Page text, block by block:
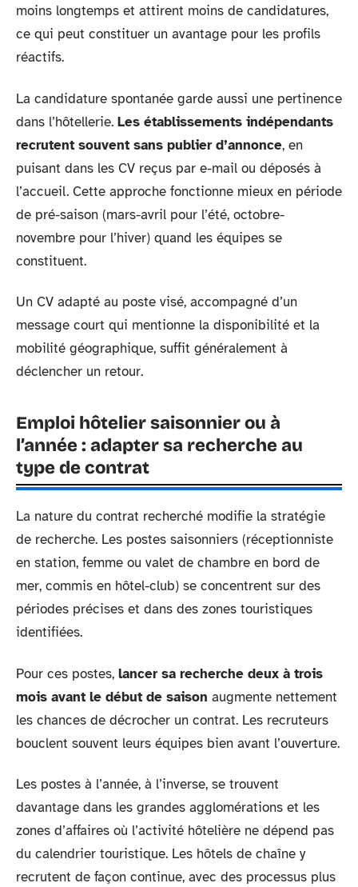
moins longtemps et attirent moins de candidatures,
ce qui peut constituer un avantage pour les profils
réactifs.
La candidature spontanée garde aussi une pertinence
dans l’hôtellerie. Les établissements indépendants
recrutent souvent sans publier d’annonce, en
puisant dans les CV reçus par e-mail ou déposés à
l’accueil. Cette approche fonctionne mieux en période
de pré-saison (mars-avril pour l’été, octobre-
novembre pour l’hiver) quand les équipes se
constituent.
Un CV adapté au poste visé, accompagné d’un
message court qui mentionne la disponibilité et la
mobilité géographique, suffit généralement à
déclencher un retour.
Emploi hôtelier saisonnier ou à
l’année : adapter sa recherche au
type de contrat
La nature du contrat recherché modifie la stratégie
de recherche. Les postes saisonniers (réceptionniste
en station, femme ou valet de chambre en bord de
mer, commis en hôtel-club) se concentrent sur des
périodes précises et dans des zones touristiques
identifiées.
Pour ces postes, lancer sa recherche deux à trois
mois avant le début de saison augmente nettement
les chances de décrocher un contrat. Les recruteurs
bouclent souvent leurs équipes bien avant l’ouverture.
Les postes à l’année, à l’inverse, se trouvent
davantage dans les grandes agglomérations et les
zones d’affaires où l’activité hôtelière ne dépend pas
du calendrier touristique. Les hôtels de chaîne y
recrutent de façon continue, avec des processus plus